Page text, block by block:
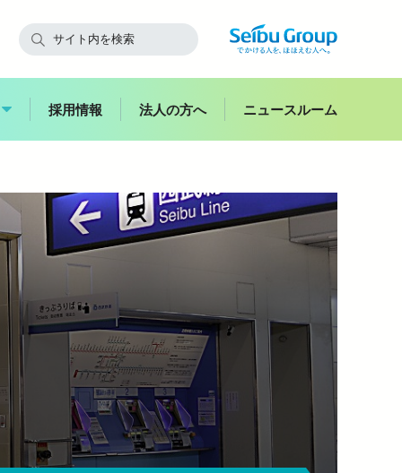
飯能
スイーツ
花
ハイキング
バス
快適にご利用いただくために
お子さま連れのお客さま・
妊娠中のお客さま
介助事前受付サービス
採用情報 法人の方へ ニュースルーム